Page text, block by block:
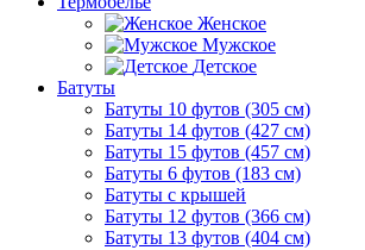
Женское
Мужское
Детское
Батуты
Батуты 10 футов (305 см)
Батуты 14 футов (427 см)
Батуты 15 футов (457 см)
Батуты 6 футов (183 см)
Батуты с крышей
Батуты 12 футов (366 см)
Батуты 13 футов (404 см)